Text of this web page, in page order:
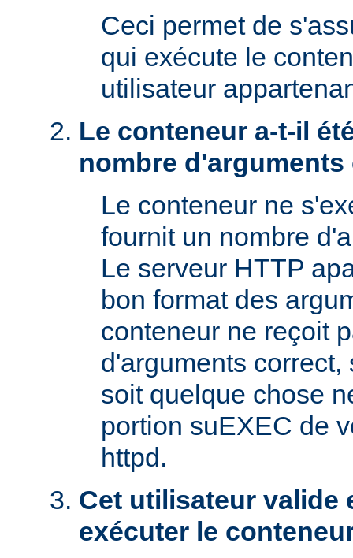
Ceci permet de
qui exécute le
utilisateur
Le conteneur a-t-il
nombre
Le conteneur ne
fournit un nombre
Le serveur HTTP
bon format des
conteneur ne reçoit
d'arguments
soit quelque chose
portion suEXEC de
httpd.
Cet utilisateur valide
exécuter le